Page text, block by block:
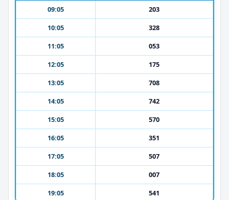
09:05
203
10:05
328
11:05
053
12:05
175
13:05
708
14:05
742
15:05
570
16:05
351
17:05
507
18:05
007
19:05
541